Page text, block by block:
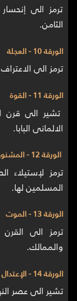
ترمز الى
الثامن.
الورقة 10 - العجلة
ترمز الى
الورقة 11 - القوة
تشير الى قرن
الالمانى البابا.
الورقة 12 - المشنوق
ترمز لإستيلاء
المسلمين لها.
الورقة 13 - الموت
ترمز الى
والممالك.
الورقة 14 - الإعتدال
تشير الى عصر